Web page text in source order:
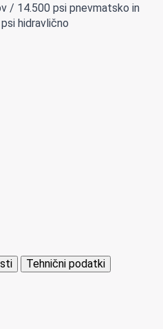
/ 14.500 psi pnevmatsko in
psi hidravlično
Tehnični podatki